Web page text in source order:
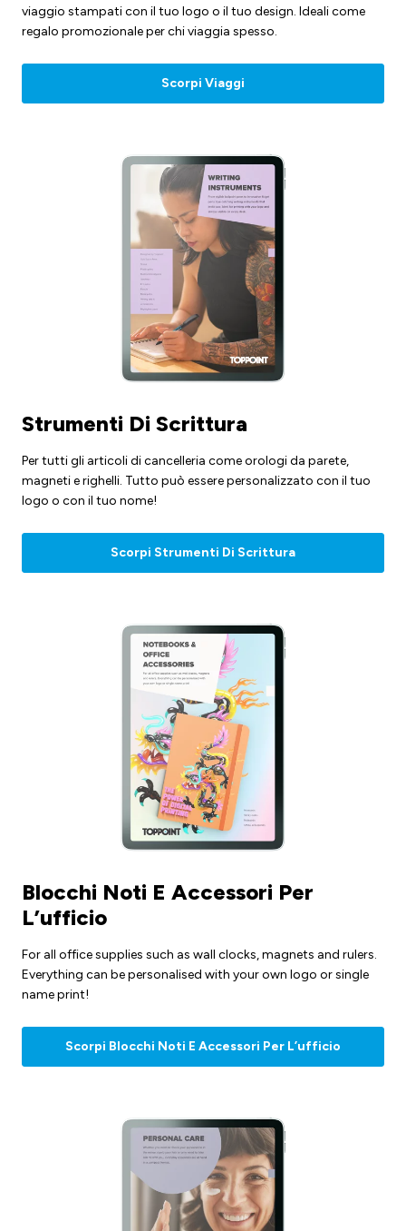
viaggio stampati con il tuo logo o il tuo design. Ideali come
regalo promozionale per chi viaggia spesso.
Scorpi Viaggi
Strumenti Di Scrittura
Per tutti gli articoli di cancelleria come orologi da parete,
magneti e righelli. Tutto può essere personalizzato con il tuo
logo o con il tuo nome!
Scorpi Strumenti Di Scrittura
Blocchi Noti E Accessori Per
L’ufficio
For all office supplies such as wall clocks, magnets and rulers.
Everything can be personalised with your own logo or single
name print!
Scorpi Blocchi Noti E Accessori Per L’ufficio